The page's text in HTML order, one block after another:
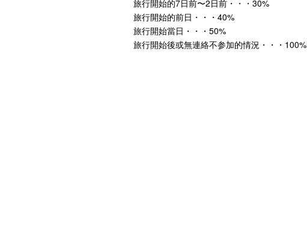
旅行開始的7日前〜2日前・・・30%
旅行開始的前日・・・40%
旅行開始當日・・・50%
旅行開始後或無連絡不参加的情況・・・100%